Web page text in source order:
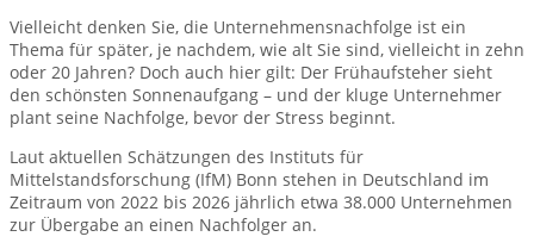
Vielleicht denken Sie, die Unternehmensnachfolge ist ein
Thema für später, je nachdem, wie alt Sie sind, vielleicht in zehn
oder 20 Jahren? Doch auch hier gilt: Der Frühaufsteher sieht
den schönsten Sonnenaufgang – und der kluge Unternehmer
plant seine Nachfolge, bevor der Stress beginnt.
Laut aktuellen Schätzungen des Instituts für
Mittelstandsforschung (IfM) Bonn stehen in Deutschland im
Zeitraum von 2022 bis 2026 jährlich etwa 38.000 Unternehmen
zur Übergabe an einen Nachfolger an.